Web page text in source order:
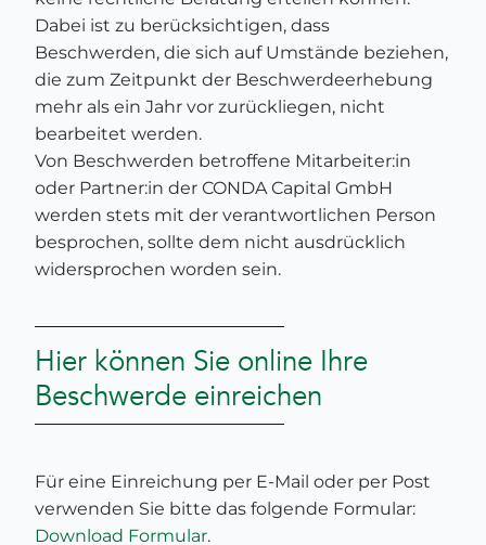
Dabei ist zu berücksichtigen, dass
Beschwerden, die sich auf Umstände beziehen,
die zum Zeitpunkt der Beschwerdeerhebung
mehr als ein Jahr vor zurückliegen, nicht
bearbeitet werden.
Von Beschwerden betroffene Mitarbeiter:in
oder Partner:in der CONDA Capital GmbH
werden stets mit der verantwortlichen Person
besprochen, sollte dem nicht ausdrücklich
widersprochen worden sein.
Hier können Sie online Ihre
Beschwerde einreichen
Für eine Einreichung per E-Mail oder per Post
verwenden Sie bitte das folgende Formular:
Download Formular.